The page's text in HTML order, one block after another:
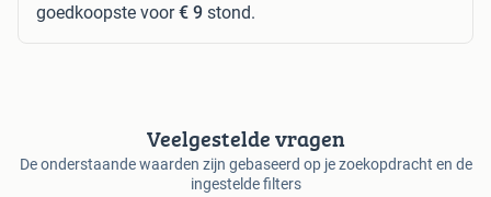
goedkoopste voor€ 9 stond.
Veelgestelde vragen
De onderstaande waarden zijn gebaseerd op je zoekopdracht en de
ingestelde filters